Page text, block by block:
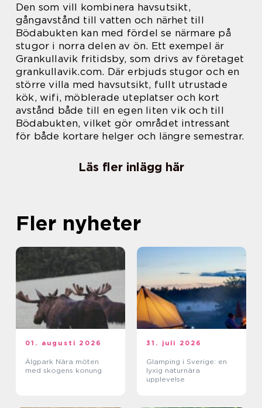
Den som vill kombinera havsutsikt,
gångavstånd till vatten och närhet till
Bödabukten kan med fördel se närmare på
stugor i norra delen av ön. Ett exempel är
Grankullavik fritidsby, som drivs av företaget
grankullavik.com. Där erbjuds stugor och en
större villa med havsutsikt, fullt utrustade
kök, wifi, möblerade uteplatser och kort
avstånd både till en egen liten vik och till
Bödabukten, vilket gör området intressant
för både kortare helger och längre semestrar.
Läs fler inlägg här
Fler nyheter
01. augusti 2026
Älgpark Nära möten
med skogens konung
31. juli 2026
Glamping i Sverige: en
lyxig naturnära
upplevelse